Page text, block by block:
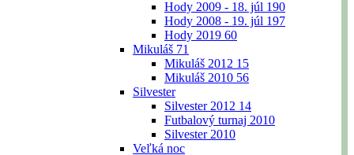
Hody 2009 - 18. júl 190
Hody 2008 - 19. júl 197
Hody 2019 60
Mikuláš 71
Mikuláš 2012 15
Mikuláš 2010 56
Silvester
Silvester 2012 14
Futbalový turnaj 2010
Silvester 2010
Veľká noc